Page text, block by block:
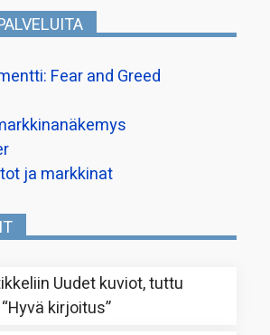
Fear and Greed
ja markkinat
Uudet kuviot, tuttu
Hyvä kirjoitus”